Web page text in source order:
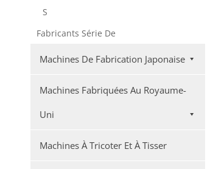
S
Fabricants Série De
Machines De Fabrication Japonaise
Machines Fabriquées Au Royaume-
Uni
Machines À Tricoter Et À Tisser